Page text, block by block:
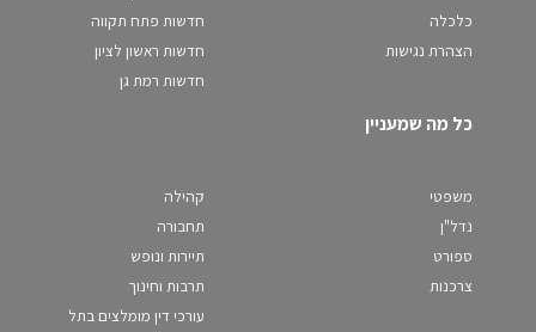
כלכלה
הצהרת נגישות
חדשות פתח תקווה
חדשות ראשון לציון
חדשות רמת גן
כל מה שמעניין
משפטי
נדל"ן
ספורט
צרכנות
קהילה
תחבורה
תיירות ונופש
תרבות וחינוך
עורכי דין מומלצים בתל